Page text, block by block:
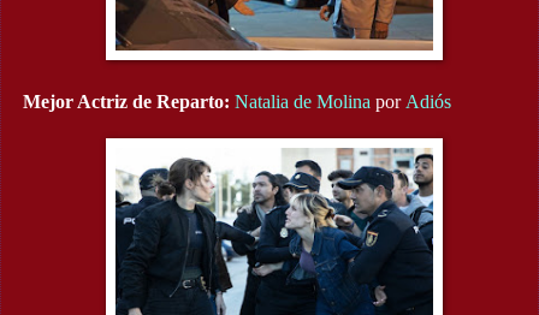
Mejor Actriz de Reparto: Natalia de Molina por Adiós